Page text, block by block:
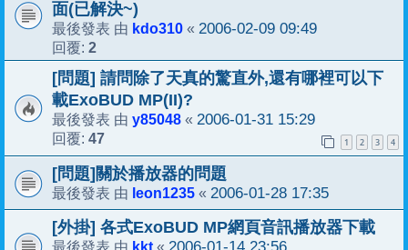
面(已解決~)
最後發表 由 kdo310 « 2006-02-09 09:49
回覆: 2
[問題] 請問除了天真的驚直外,還有哪裡可以下
載ExoBUD MP(II)?
最後發表 由 y85048 « 2006-01-31 15:29
回覆: 47 1 2 3 4
[問題]關於播放器的問題
最後發表 由 leon1235 « 2006-01-28 17:35
[外掛] 各式ExoBUD MP網頁音訊播放器下載
最後發表 由 kkt «